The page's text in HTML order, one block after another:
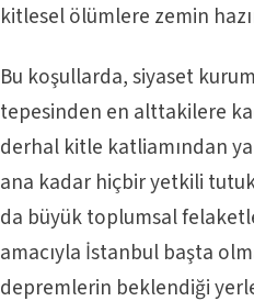
kitlesel ölümlere zemin
Bu koşullarda, siyaset
tepesinden en alttakilere
derhal kitle katliamından
ana kadar hiçbir yetkili
da büyük toplumsal
amacıyla İstanbul başta
depremlerin beklendiği